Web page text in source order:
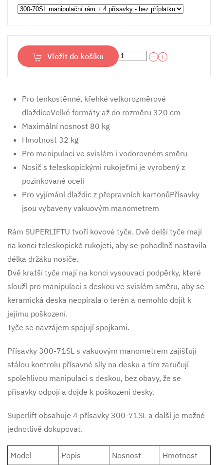
Vložit do košíku
Pro tenkostěnné, křehké velkorozměrové
dlaždiceVelké formáty až do rozměru 320 cm
Maximální nosnost 80 kg
Hmotnost 32 kg
Pro manipulaci ve svislém i vodorovném směru
Nosič s teleskopickými rukojeťmi je vyrobený z
pozinkované oceli
Pro vyjímání dlaždic z přepravních kartonůPřísavky
jsou vybaveny vakuovým manometrem
Rám SUPERLIFTU tvoří kovové tyče. Dvě delší tyče mají
na konci teleskopické rukojeti, aby se pohodlně nastavila
délka držáku nosiče.
Dvě kratší tyče mají na konci vysouvací podpěrky, které
slouží pro manipulaci s deskou ve svislém směru, aby se
keramická deska neopírala o terén a nemohlo dojít k
jejímu poškození.
Tyče se navzájem spojují spojkami.
Přísavky 300-71SL s vakuovým manometrem zajišťují
stálou kontrolu přísavné síly na desku a tím zaručují
spolehlivou manipulaci s deskou, bez obavy, že se
přísavky odpojí a dojde k poškození desky.
Superlift obsahuje 4 přísavky 300-71SL a další je možné
jednotlivě dokupovat.
Model Popis Nosnost Hmotnost